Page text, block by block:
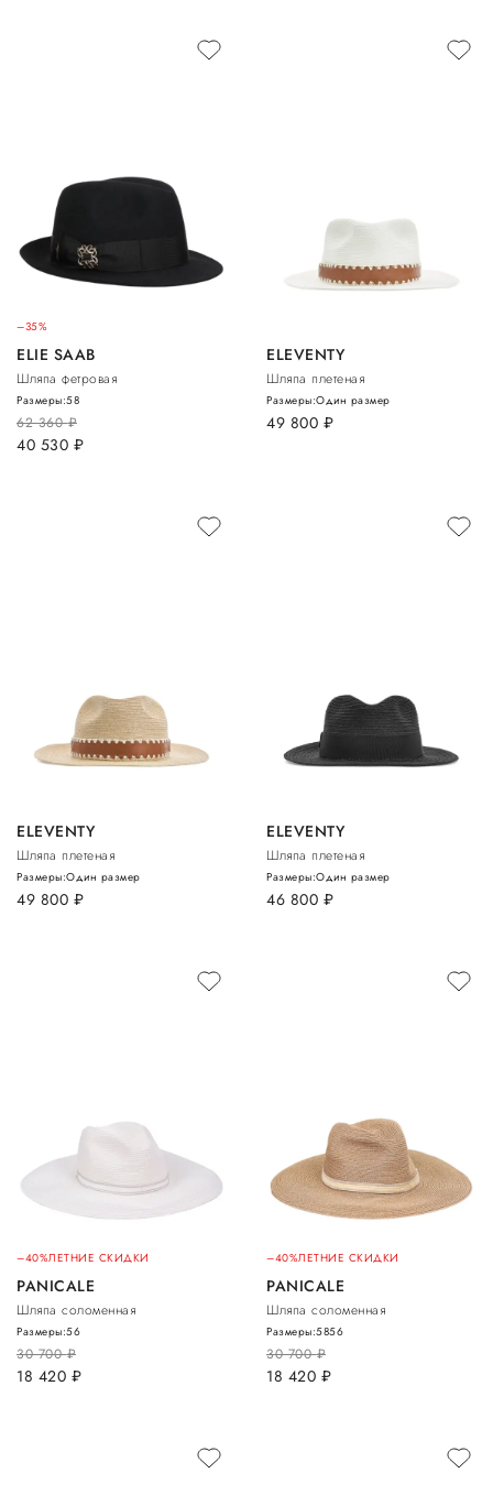
–35%
ELIE SAAB
Шляпа фетровая
62 360руб.
40 530 руб.
Размеры:58
ELEVENTY
Шляпа плетеная
49 800 руб.
Размеры:Один размер
ELEVENTY
Шляпа плетеная
49 800 руб.
Размеры:Один размер
ELEVENTY
Шляпа плетеная
46 800 руб.
Размеры:Один размер
–40%ЛЕТНИЕ СКИДКИ
PANICALE
Шляпа соломенная
30 700руб.
18 420 руб.
Размеры:56
–40%ЛЕТНИЕ СКИДКИ
PANICALE
Шляпа соломенная
30 700руб.
18 420 руб.
Размеры:5856